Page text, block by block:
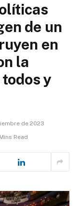
de un
en
la
y
de 2023
Read